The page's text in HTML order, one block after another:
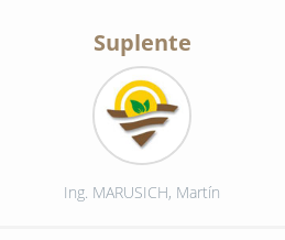
Suplente
Ing. MARUSICH, Martín